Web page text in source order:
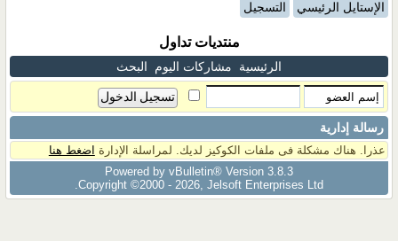
الإستايل الرئيسي التسجيل
منتديات تداول
الرئيسية مشاركات اليوم البحث
رسالة إدارية
عذرا. هناك مشكلة فى ملفات الكوكيز لديك. لمراسلة الإدارة اضغط هنا
Powered by vBulletin® Version 3.8.3
Copyright ©2000 - 2026, Jelsoft Enterprises Ltd.